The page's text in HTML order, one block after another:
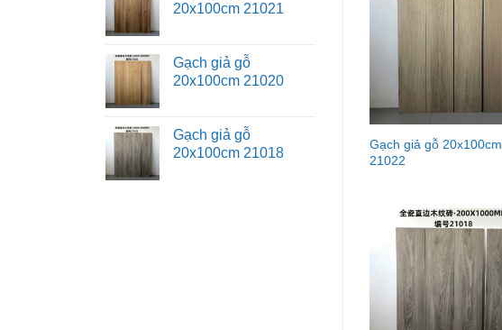
20x100cm 21021
Gạch giả gỗ
20x100cm 21020
Gạch giả gỗ
20x100cm 21018
Gạch giả gỗ 20x100cm
21022